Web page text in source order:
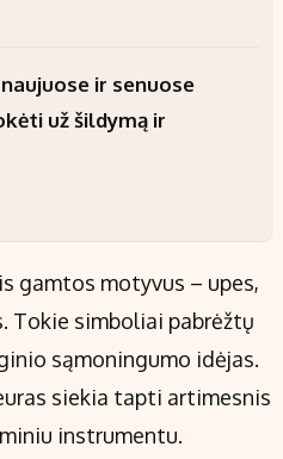
ir senuose
už šildymą ir
gamtos motyvus – upes,
Tokie simboliai pabrėžtų
sąmoningumo idėjas.
siekia tapti artimesnis
instrumentu.